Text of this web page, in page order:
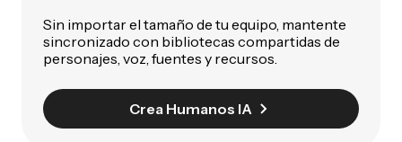
Sin importar el tamaño de tu equipo, mantente
sincronizado con bibliotecas compartidas de
personajes, voz, fuentes y recursos.
Crea Humanos IA